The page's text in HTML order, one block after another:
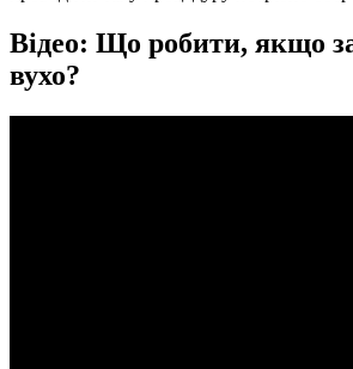
Відео: Що робити, якщо
вухо?